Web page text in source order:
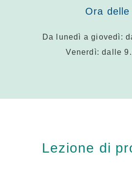
Ora delle
Da lunedì a giovedì:
Venerdì: dalle
Lezione di